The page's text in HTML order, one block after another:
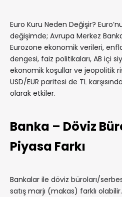
Euro Kuru Neden Değişir?
değişimde; Avrupa Merkez
Eurozone ekonomik verileri,
dengesi, faiz politikaları, AB içi
ekonomik koşullar ve jeopolitik
USD/EUR paritesi de TL
olarak etkiler.
Banka – Döviz
Piyasa Farkı
Bankalar ile döviz büroları/
satış marjı (makas) farklı